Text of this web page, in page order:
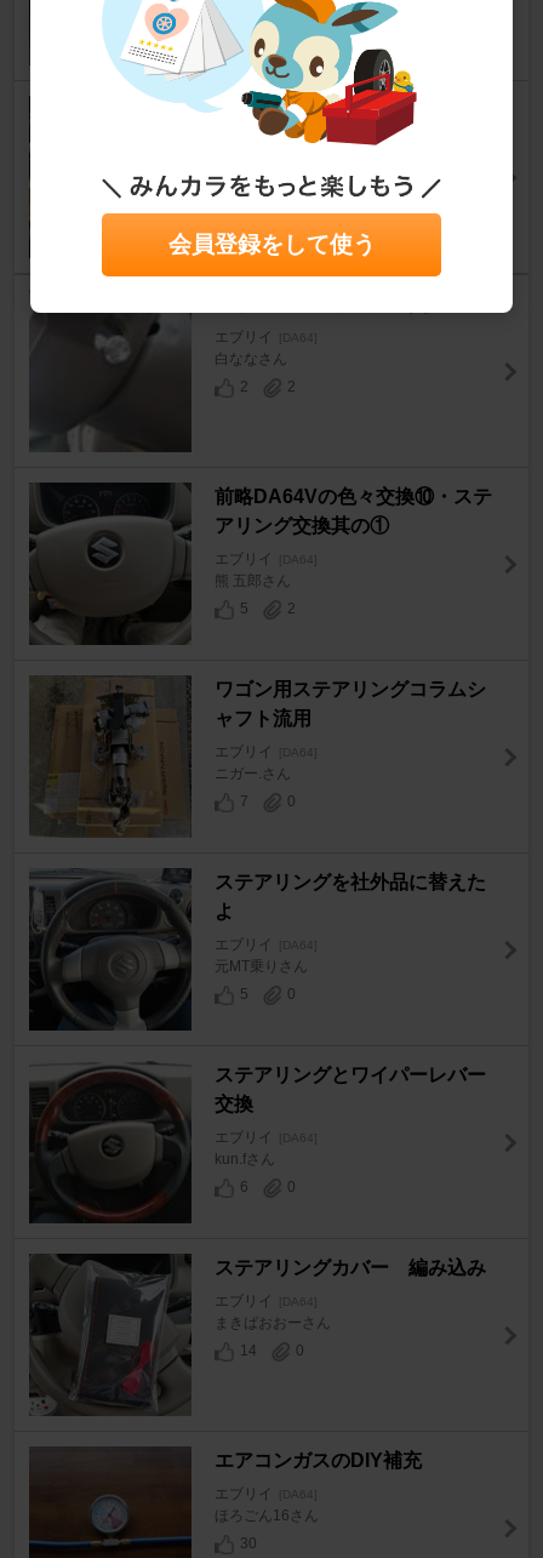
11
前略DA64Vの色々交換⑩・ステ
アリング交換其の②
エブリイ [DA64]
熊 五郎さん
エブリイ [DA64]
白ななさん
2
2
前略DA64Vの色々交換⑩・ステ
アリング交換其の①
エブリイ [DA64]
熊 五郎さん
5
2
ワゴン用ステアリングコラムシ
ャフト流用
エブリイ [DA64]
ニガー.さん
7
0
ステアリングを社外品に替えた
よ
エブリイ [DA64]
元MT乗りさん
5
0
ステアリングとワイパーレバー
交換
エブリイ [DA64]
kun.fさん
6
0
ステアリングカバー 編み込み
エブリイ [DA64]
まきばおおーさん
14
0
エアコンガスのDIY補充
エブリイ [DA64]
ほろごん16さん
30
会員登録をして使う